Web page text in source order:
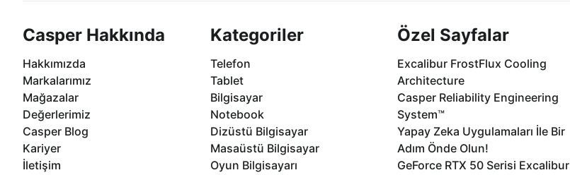
Casper Hakkında
Hakkımızda
Markalarımız
Mağazalar
Değerlerimiz
Casper Blog
Kariyer
İletişim
Kategoriler
Telefon
Tablet
Bilgisayar
Notebook
Dizüstü Bilgisayar
Masaüstü Bilgisayar
Oyun Bilgisayarı
Özel Sayfalar
Excalibur FrostFlux Cooling
Architecture
Casper Reliability Engineering
System™
Yapay Zeka Uygulamaları İle Bir
Adım Önde Olun!
GeForce RTX 50 Serisi Excalibur